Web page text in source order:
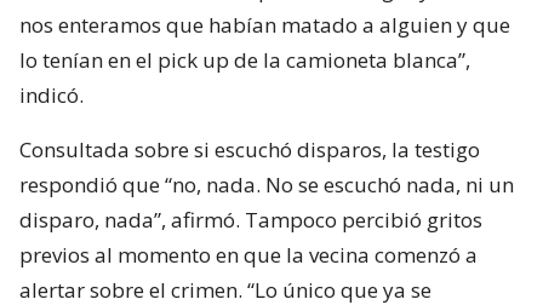
nos enteramos que habían matado a alguien y que
lo tenían en el pick up de la camioneta blanca”,
indicó.
Consultada sobre si escuchó disparos, la testigo
respondió que “no, nada. No se escuchó nada, ni un
disparo, nada”, afirmó. Tampoco percibió gritos
previos al momento en que la vecina comenzó a
alertar sobre el crimen. “Lo único que ya se